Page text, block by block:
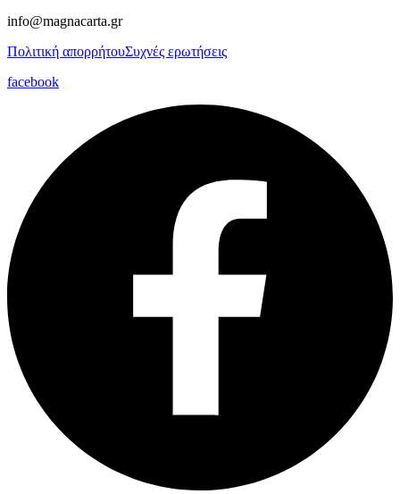
info@magnacarta.gr
Πολιτική απορρήτουΣυχνές ερωτήσεις
facebook